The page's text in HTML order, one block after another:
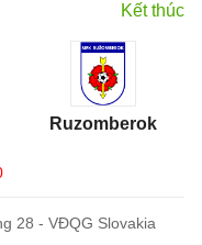
Kết thúc
Ruzomberok
28 - VĐQG Slovakia